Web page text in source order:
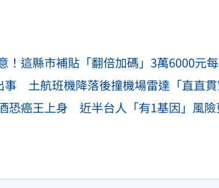
！這縣市補貼「翻倍加碼」3萬6000元
事 土航班機降落後撞機場雷達「直直貫
恐癌王上身 近半台人「有1基因」風險